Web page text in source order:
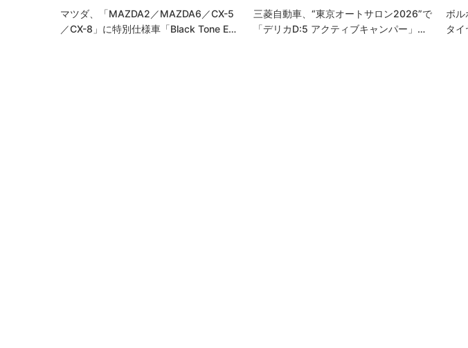
マツダ、「MAZDA2／MAZDA6／CX-5
／CX-8」に特別仕様車「Black Tone E…
三菱自動車、“東京オートサロン2026”で
「デリカD:5 アクティブキャンパー」…
ボ
タ